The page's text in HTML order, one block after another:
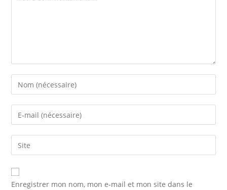
Enter
your
name
comment
Enter
your
email
address
comment
Saisir
l’URL
de
votre
Enregistrer mon nom, mon e-mail et mon site dans le